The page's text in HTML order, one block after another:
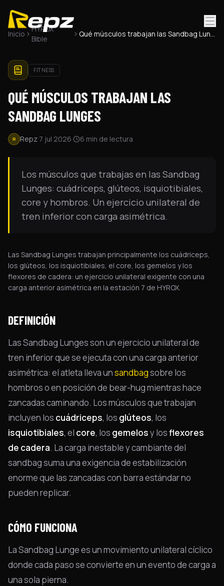
Inicio
HYROX®
Bible
Qué músculos trabajan las Sandbag Lunges
FITNESS
QUÉ MÚSCULOS TRABAJAN LAS
SANDBAG LUNGES
R Repz·7 jul 2026· 6 min de lectura
Los músculos que trabajas en las Sandbag
Lunges: cuádriceps, glúteos, isquiotibiales,
core y hombros. Un ejercicio unilateral de
tren inferior con carga asimétrica.
Las Sandbag Lunges trabajan principalmente los cuádriceps,
los glúteos, los isquiotibiales, el core, los gemelos y los
flexores de cadera: un ejercicio unilateral exigente con una
carga anterior asimétrica en la estación 7 de HYROX.
DEFINICIÓN
Las Sandbag Lunges son un ejercicio unilateral de
tren inferior que se ejecuta con una carga anterior
asimétrica: el atleta lleva unsandbagsobre los
hombros o en posición de bear-hug mientras hace
zancadas caminando. Los músculos que trabajan
incluyen los cuádriceps, los glúteos, los
isquiotibiales, el core, los gemelosy losflexores
de cadera. La carga inestable y cambiante del
sandbag suma una exigencia de estabilización
enorme que las zancadas con barra estándar no
pueden replicar.
CÓMO FUNCIONA
La Sandbag Lunge es un movimiento unilateral cíclico
donde cada paso se convierte en un evento de carga a
una sola pierna.